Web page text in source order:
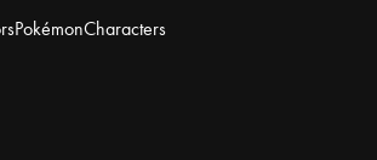
PokémonCharacters